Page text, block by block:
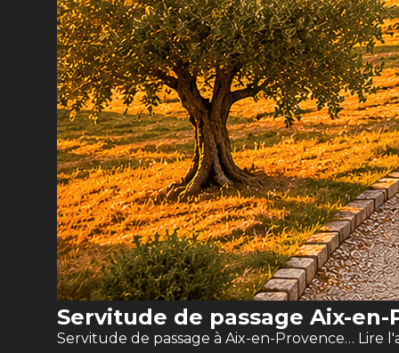
Servitude de passage Aix-
Servitude de passage à Aix-en-Provence… Lire